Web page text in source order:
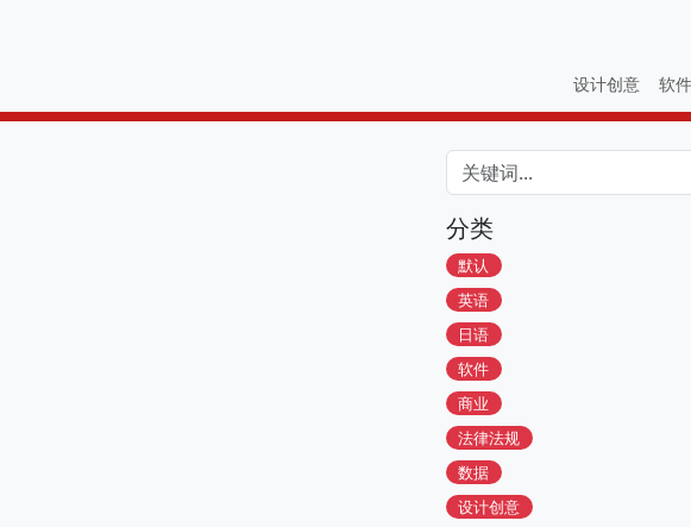
设计创意 软件
分类
默认
英语
日语
软件
商业
法律法规
数据
设计创意